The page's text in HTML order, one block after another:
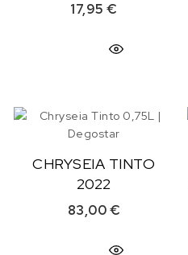
17,95€
CHRYSEIA TINTO
2022
83,00€